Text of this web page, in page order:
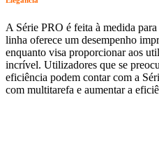
A Série PRO é feita à medida
linha oferece um desempenho
enquanto visa proporcionar aos
incrível. Utilizadores que se
eficiência podem contar com a
com multitarefa e aumentar a